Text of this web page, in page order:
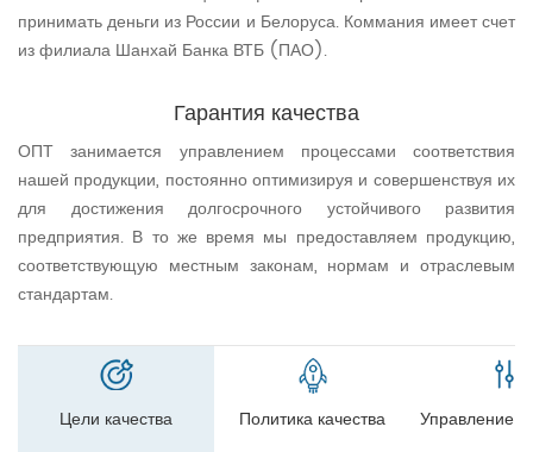
принимать деньги из России и Белоруса. Коммания имеет счет
из филиала Шанхай Банка ВТБ (ПАО).
Гарантия качества
ОПТ занимается управлением процессами соответствия
нашей продукции, постоянно оптимизируя и совершенствуя их
для достижения долгосрочного устойчивого развития
предприятия. В то же время мы предоставляем продукцию,
соответствующую местным законам, нормам и отраслевым
стандартам.
Цели качества Политика качества Управление